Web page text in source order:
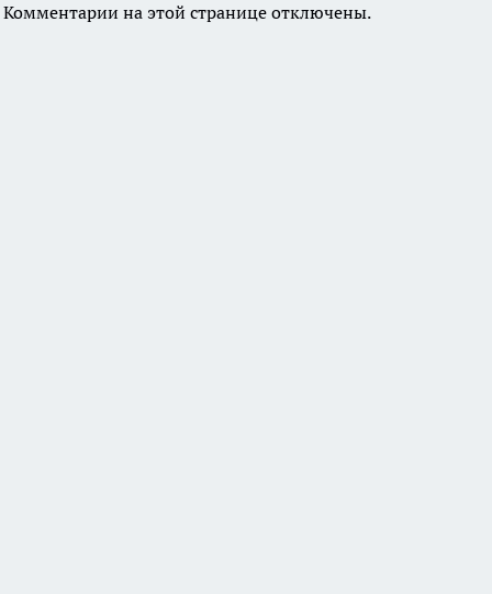
Комментарии на этой странице отключены.